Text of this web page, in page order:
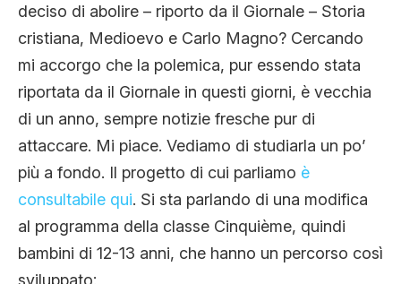
deciso di abolire – riporto da il Giornale – Storia
cristiana, Medioevo e Carlo Magno? Cercando
mi accorgo che la polemica, pur essendo stata
riportata da il Giornale in questi giorni, è vecchia
di un anno, sempre notizie fresche pur di
attaccare. Mi piace. Vediamo di studiarla un po’
più a fondo. Il progetto di cui parliamo è
consultabile qui. Si sta parlando di una modifica
al programma della classe Cinquième, quindi
bambini di 12-13 anni, che hanno un percorso così
sviluppato: